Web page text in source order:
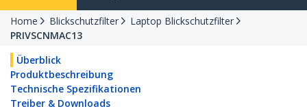
Home Blickschutzfilter
Laptop Blickschutzfilter
PRIVSCNMAC13
Überblick
Produktbeschreibung
Technische Spezifikationen
Treiber & Downloads